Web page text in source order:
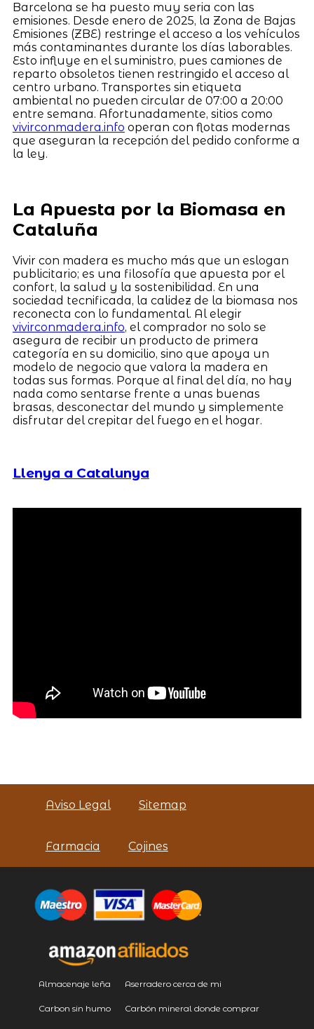
Barcelona se ha puesto muy seria con las
emisiones. Desde enero de 2025, la Zona de Bajas
Emisiones (ZBE) restringe el acceso a los vehículos
más contaminantes durante los días laborables.
Esto influye en el suministro, pues camiones de
reparto obsoletos tienen restringido el acceso al
centro urbano. Transportes sin etiqueta
ambiental no pueden circular de 07:00 a 20:00
entre semana. Afortunadamente, sitios como
vivirconmadera.info operan con flotas modernas
que aseguran la recepción del pedido conforme a
la ley.
La Apuesta por la Biomasa en
Cataluña
Vivir con madera es mucho más que un eslogan
publicitario; es una filosofía que apuesta por el
confort, la salud y la sostenibilidad. En una
sociedad tecnificada, la calidez de la biomasa nos
reconecta con lo fundamental. Al elegir
vivirconmadera.info, el comprador no solo se
asegura de recibir un producto de primera
categoría en su domicilio, sino que apoya un
modelo de negocio que valora la madera en
todas sus formas. Porque al final del día, no hay
nada como sentarse frente a unas buenas
brasas, desconectar del mundo y simplemente
disfrutar del crepitar del fuego en el hogar.
Llenya a Catalunya
Aviso Legal Sitemap
Farmacia Cojines
Almacenaje leña Aserradero cerca de mi
Carbon sin humo Carbón mineral donde comprar